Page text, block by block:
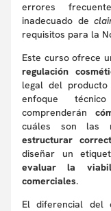
errores
inadecuado de
requisitos para la
Este curso ofrece
regulación
legal del
enfoque
comprenderán
cuáles son las
estructurar
diseñar un
evaluar la
comerciales.
El diferencial del